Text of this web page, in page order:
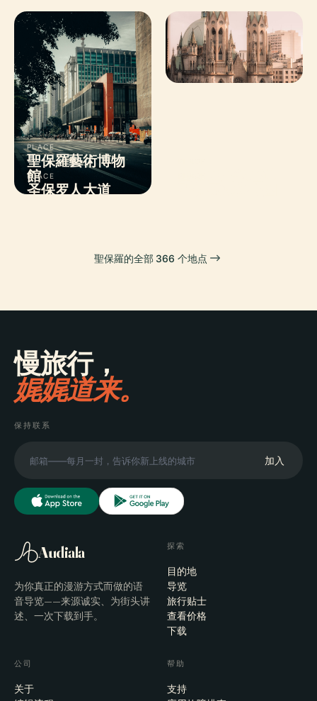
PLACE
聖保羅藝術博物
館
PLACE
圣保罗人大道
聖保羅的全部 366 个地点
慢旅行，
娓娓道来。
保持联系
加入
Audiala
为你真正的漫游方式而做的语
音导览——来源诚实、为街头讲
述、一次下载到手。
探索
目的地
导览
旅行贴士
查看价格
下载
公司
关于
帮助
支持